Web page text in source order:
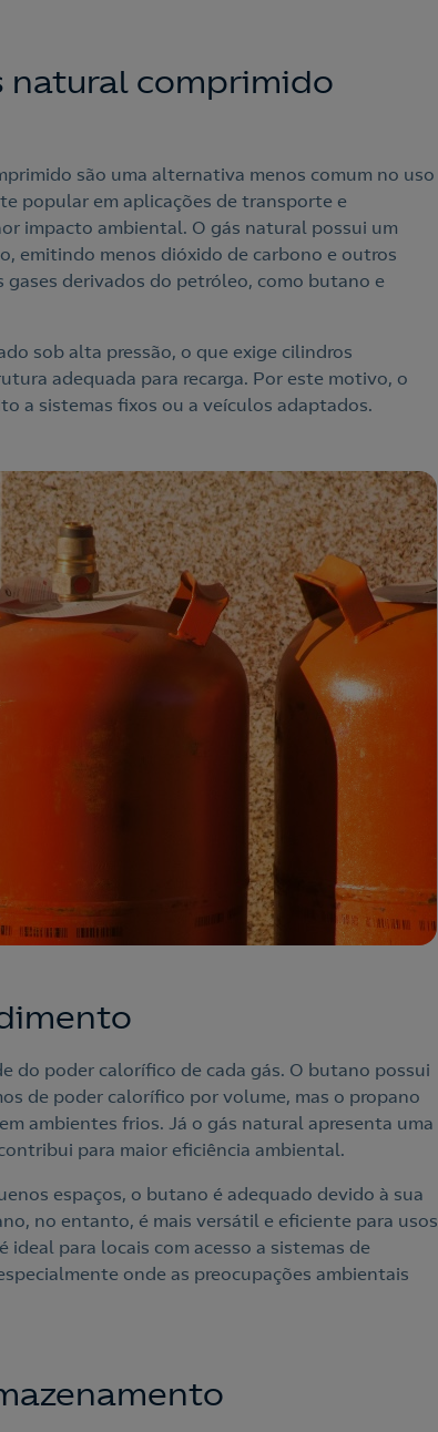
natural comprimido
são uma alternativa menos comum no uso
popular em aplicações de transporte e
impacto ambiental. O gás natural possui um
emitindo menos dióxido de carbono e outros
gases derivados do petróleo, como butano e
sob alta pressão, o que exige cilindros
adequada para recarga. Por este motivo, o
a sistemas fixos ou a veículos adaptados.
do poder calorífico de cada gás. O butano possui
de poder calorífico por volume, mas o propano
ambientes frios. Já o gás natural apresenta uma
para maior eficiência ambiental.
espaços, o butano é adequado devido à sua
no entanto, é mais versátil e eficiente para usos
ideal para locais com acesso a sistemas de
onde as preocupações ambientais